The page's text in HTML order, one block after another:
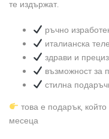
те издържат.
ръчно
италианска
здрави и
възможност за
стилна
това е подарък,
месеца